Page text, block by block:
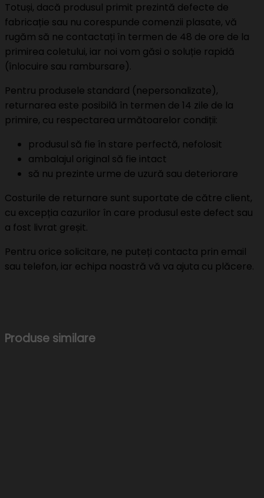
Totuși, dacă produsul primit prezintă defecte de
fabricație sau nu corespunde comenzii plasate, vă
rugăm să ne contactați în termen de 48 de ore de la
primirea coletului, iar noi vom găsi o soluție rapidă
(înlocuire sau rambursare).
Pentru produsele standard (nepersonalizate),
returnarea este posibilă în termen de 14 zile de la
primire, cu respectarea următoarelor condiții:
produsul să fie în stare perfectă, nefolosit
ambalajul original să fie intact
să nu prezinte urme de uzură sau deteriorare
Costurile de returnare sunt suportate de către client,
cu excepția cazurilor în care produsul este defect sau
a fost livrat greșit.
Pentru orice solicitare, ne puteți contacta prin email
sau telefon, iar echipa noastră vă va ajuta cu plăcere.
Produse similare